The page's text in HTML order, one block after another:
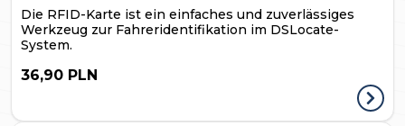
Die RFID-Karte ist ein einfaches und zuverlässiges
Werkzeug zur Fahreridentifikation im DSLocate-
System.
36,90 PLN